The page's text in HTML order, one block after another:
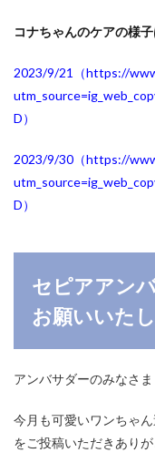
コナちゃんのケアの様
2023/9/21（https://
D）
2023/9/30（https://
D）
セピアアン
お願いいた
アンバサダーのみなさま
今月も可愛いワンちゃ
をご投稿いただきあり